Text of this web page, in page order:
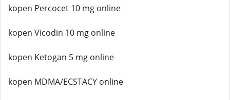
kopen Percocet 10 mg online
kopen Vicodin 10 mg online
kopen Ketogan 5 mg online
kopen MDMA/ECSTACY online